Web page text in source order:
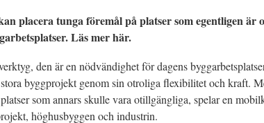
placera tunga föremål på platser som egentligen är
Läs mer här.
den är en nödvändighet för dagens
byggprojekt genom sin otroliga flexibilitet och kraft.
som annars skulle vara otillgängliga, spelar en
höghusbyggen och industrin.